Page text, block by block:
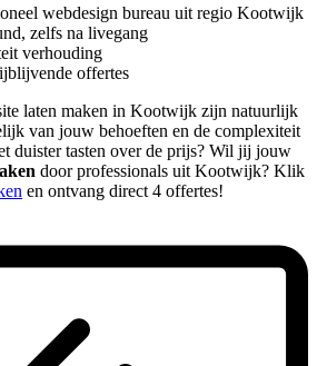
webdesign bureau uit regio Kootwijk
zelfs na livegang
verhouding
offertes
laten maken in Kootwijk zijn natuurlijk
van jouw behoeften en de complexiteit
duister tasten over de prijs? Wil jij jouw
door professionals uit Kootwijk? Klik
en ontvang direct 4 offertes!